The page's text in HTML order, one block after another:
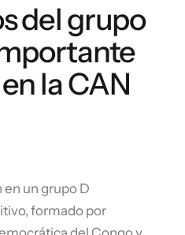
del grupo
la CAN
en un grupo D
formado por